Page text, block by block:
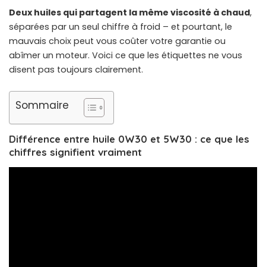
Deux huiles qui partagent la même viscosité à chaud,
séparées par un seul chiffre à froid – et pourtant, le
mauvais choix peut vous coûter votre garantie ou
abîmer un moteur. Voici ce que les étiquettes ne vous
disent pas toujours clairement.
Sommaire
Différence entre huile 0W30 et 5W30 : ce que les
chiffres signifient vraiment